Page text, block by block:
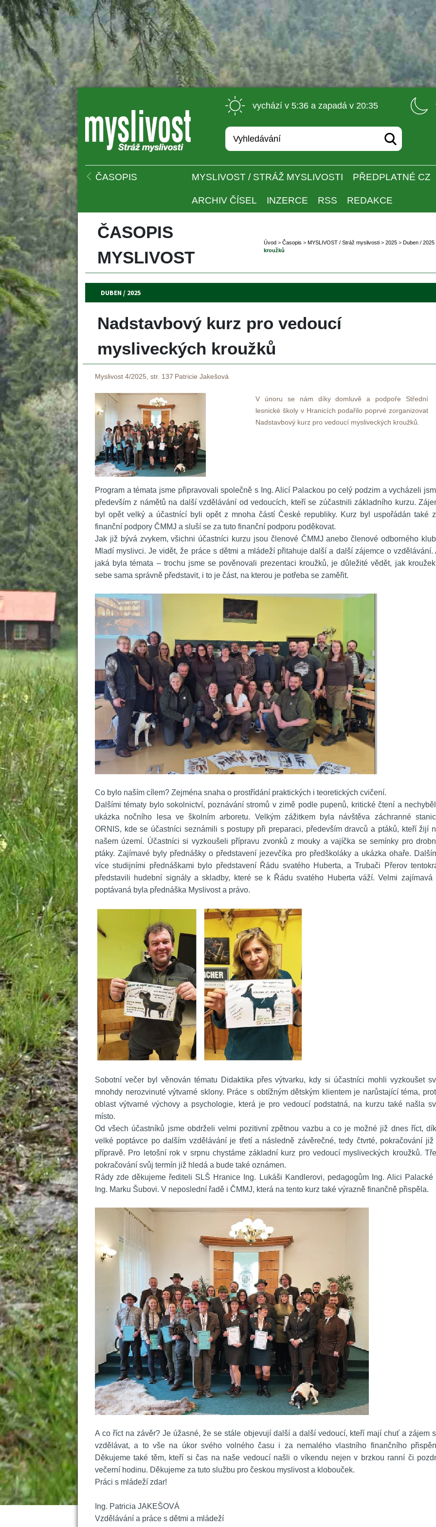
vychází v 5:36 a zapadá v 20:35
ČASOPIS MYSLIVOST / STRÁŽ MYSLIVOSTI PŘEDPLATNÉ CZ
ARCHIV ČÍSEL INZERCE RSS REDAKCE
ČASOPIS
MYSLIVOST
Úvod > Časopi > MYSLIVOST / Stráž myslivosti > 2025 > Duben / 2025
kroužků
DUBEN / 2025
Nadstavbový kurz pro vedoucí
mysliveckých kroužků
Myslivost 4/2025, str. 137 Patricie Jakešová
V únoru se nám díky domluvě a podpoře Střední
lesnické školy v Hranicích podařilo poprvé zorganizovat
Nadstavbový kurz pro vedoucí mysliveckých kroužků.
Program a témata jsme připravovali společně s Ing. Alicí Palackou po celý podzim a vycházeli
především z námětů na další vzdělávání od vedoucích, kteří se zúčastnili základního kurzu.
byl opět velký a účastnící byli opět z mnoha částí České republiky. Kurz byl uspořádán také
finanční podpory ČMMJ a sluší se za tuto finanční podporu poděkovat.
Jak již bývá zvykem, všichni účastníci kurzu jsou členové ČMMJ anebo členové odborného
Mladí myslivci. Je vidět, že práce s dětmi a mládeží přitahuje další a další zájemce o vzdělávání.
jaká byla témata – trochu jsme se pověnovali prezentaci kroužků, je důležité vědět, jak
ebe sama správně představit, i to je část, na kterou je potřeba se zaměřit.
Co bylo naším cílem? Zejména snaha o prostřídání praktických i teoretických cvičení.
Dalšími tématy bylo sokolnictví, poznávání stromů v zimě podle pupenů, kritické čtení a
ukázka nočního lesa ve školním arboretu. Velkým zážitkem byla návštěva záchranné
ORNIS, kde se účastníci seznámili s postupy při preparaci, především dravců a ptáků, kteří žijí
našem území. Účastníci si vyzkoušeli přípravu zvonků z mouky a vajíčka se semínky pro
ptáky. Zajímavé byly přednášky o představení jezevčíka pro předškoláky a ukázka ohaře.
více studijními přednáškami bylo představení Řádu svatého Huberta, a Trubači Přerov
představili hudební signály a skladby, které se k Řádu svatého Huberta váží. Velmi zajímavá
poptávaná byla přednáška Myslivost a právo.
Sobotní večer byl věnován tématu Didaktika přes výtvarku, kdy si účastníci mohli vyzkoušet
mnohdy nerozvinuté výtvarné sklony. Práce s obtížným dětským klientem je narůstající téma,
oblast výtvarné výchovy a psychologie, která je pro vedoucí podstatná, na kurzu také našla
místo.
Od všech účastníků jsme obdrželi velmi pozitivní zpětnou vazbu a co je možné již dnes říct,
velké poptávce po dalším vzdělávání je třetí a následně závěrečné, tedy čtvrté, pokračování již
přípravě. Pro letošní rok v srpnu chystáme základní kurz pro vedoucí mysliveckých kroužků.
pokračování svůj termín již hledá a bude také oznámen.
Rády zde děkujeme řediteli SLŠ Hranice Ing. Lukáši Kandlerovi, pedagogům Ing. Alici Palacké
Ing. Marku Šubovi. V neposlední řadě i ČMMJ, která na tento kurz také výrazně finančně přispěla.
A co říct na závěr? Je úžasné, že se stále objevují další a další vedoucí, kteří mají chuť a zájem
vzdělávat, a to vše na úkor svého volného času i za nemalého vlastního finančního
Děkujeme také těm, kteří si čas na naše vedoucí našli o víkendu nejen v brzkou ranní či
večerní hodinu. Děkujeme za tuto službu pro českou myslivost a klobouček.
Práci s mládeží zdar!
Ing. Patricia JAKEŠOVÁ
Vzdělávání a práce s dětmi a mládeží